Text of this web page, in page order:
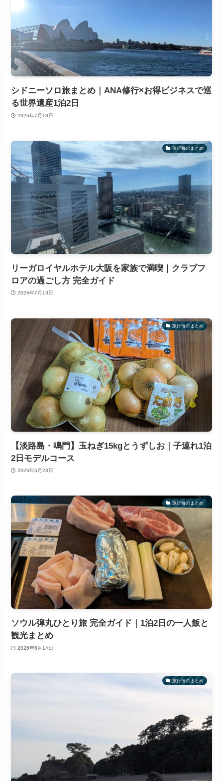
シドニーソロ旅まとめ｜ANA修行×お得ビジネスで巡
る世界遺産1泊2日
2026年7月18日
旅行毎のまとめ
リーガロイヤルホテル大阪を家族で満喫｜クラブフ
ロアの過ごし方 完全ガイド
2026年7月13日
旅行毎のまとめ
【淡路島・鳴門】玉ねぎ15kgとうずしお｜子連れ1泊
2日モデルコース
2026年6月23日
旅行毎のまとめ
ソウル弾丸ひとり旅 完全ガイド｜1泊2日の一人飯と
観光まとめ
2026年6月14日
旅行毎のまとめ